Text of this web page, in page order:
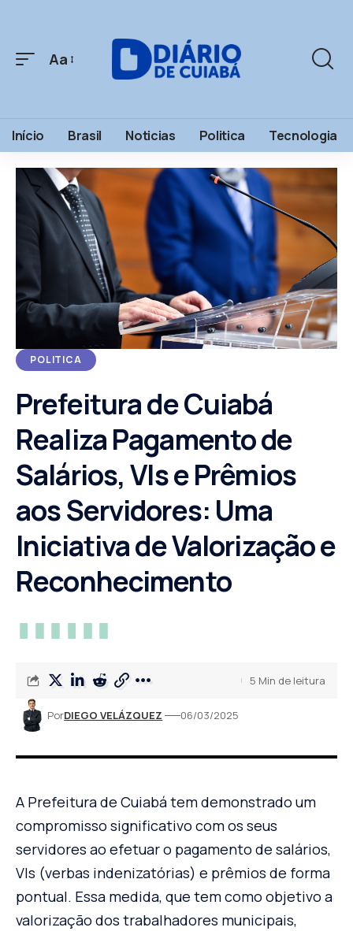
Aa
Início Brasil Noticias Politica Tecnologia
POLITICA
Prefeitura de Cuiabá
Realiza Pagamento de
Salários, VIs e Prêmios
aos Servidores: Uma
Iniciativa de Valorização e
Reconhecimento
PorDIEGO VELÁZQUEZ 06/03/2025
5 Min de leitura
A Prefeitura de Cuiabá tem demonstrado um
compromisso significativo com os seus
servidores ao efetuar o pagamento de salários,
VIs (verbas indenizatórias) e prêmios de forma
pontual. Essa medida, que tem como objetivo a
valorização dos trabalhadores municipais,